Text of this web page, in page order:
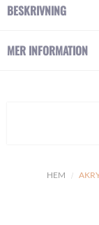
HEM
BESKRIVNING
MER INFORMATION